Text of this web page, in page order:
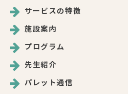
サービスの特徴
施設案内
プログラム
先生紹介
パレット通信